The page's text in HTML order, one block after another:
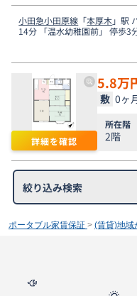
小田急小田原線 「本厚木」駅
14分 「温水幼稚園前」 停歩3
詳細を確認
5.8万
敷 0ヶ
所在階
2階
絞り込み検索
ポータブル家賃保証 > (賃貸)地域